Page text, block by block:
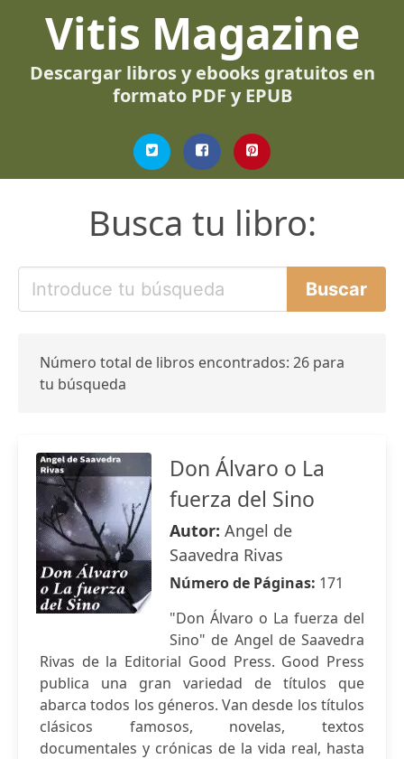
Vitis Magazine
Descargar libros y ebooks gratuitos en
formato PDF y EPUB
Busca tu libro:
Número total de libros encontrados: 26 para
tu búsqueda
Don Álvaro o La
fuerza del Sino
Autor: Angel de
Saavedra Rivas
Número de Páginas: 171
"Don Álvaro o La fuerza del
Sino" de Angel de Saavedra
Rivas de la Editorial Good Press. Good Press
publica una gran variedad de títulos que
abarca todos los géneros. Van desde los títulos
clásicos famosos, novelas, textos
documentales y crónicas de la vida real, hasta